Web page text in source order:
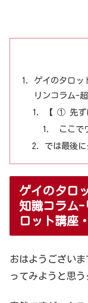
ゲイのタロ
リンコラム-
【 ① 先ず
ここで
では最後に
ゲイのタロ
知識コラム-
ロット講座
おはようござい
ってみようと思